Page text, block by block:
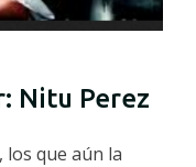
Nitu Perez
los que aún la